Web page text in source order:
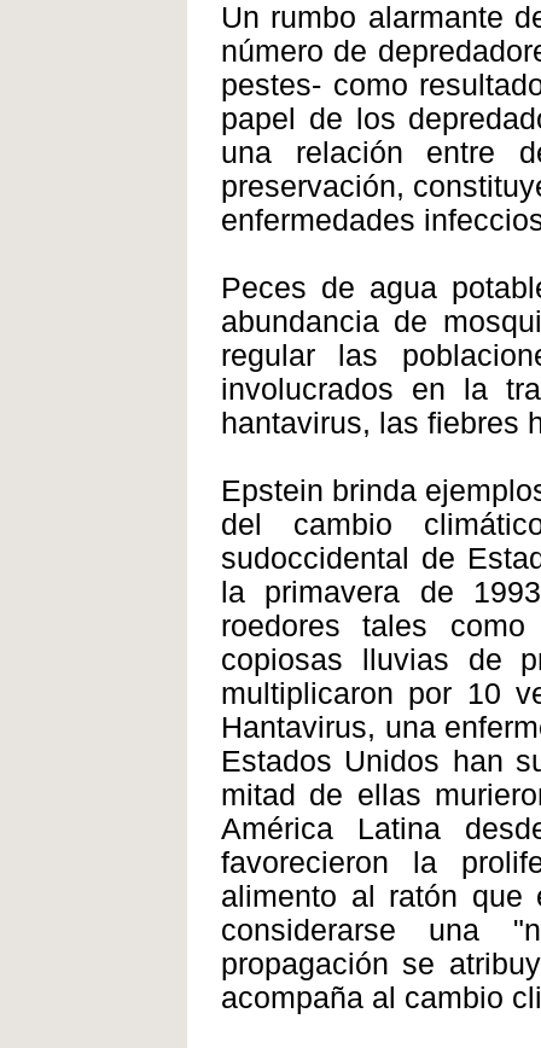
Un rumbo alarmante
número de
pestes- como
papel de los
una relación entre
preservación,
enfermedades
Peces de agua
abundancia de
regular las
involucrados en la
hantavirus, las fiebres
Epstein brinda
del cambio
sudoccidental de
la primavera de
roedores tales
copiosas lluvias de
multiplicaron por 10
Hantavirus, una
Estados Unidos han
mitad de ellas
América Latina
favorecieron la
alimento al ratón que
considerarse una
propagación se
acompaña al cambio